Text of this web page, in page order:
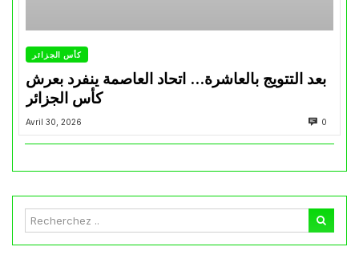
كأس الجزائر
بعد التتويج بالعاشرة… اتحاد العاصمة ينفرد بعرش
كأس الجزائر
Avril 30, 2026 0